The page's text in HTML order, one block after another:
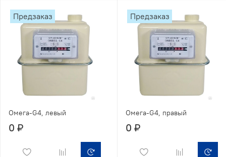
Предзаказ
Омега-G4, левый
0 ₽
Предзаказ
Омега-G4, правый
0 ₽